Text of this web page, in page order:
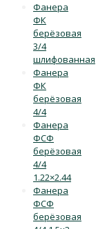
Фанера
ФК
берёзовая
3/4
шлифованная
Фанера
ФК
берёзовая
4/4
Фанера
ФСФ
берёзовая
4/4
1.22×2.44
Фанера
ФСФ
берёзовая